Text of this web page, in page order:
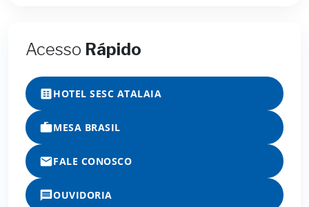
Acesso Rápido
HOTEL SESC ATALAIA
MESA BRASIL
FALE CONOSCO
OUVIDORIA